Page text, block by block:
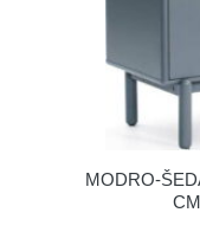
MODRO-